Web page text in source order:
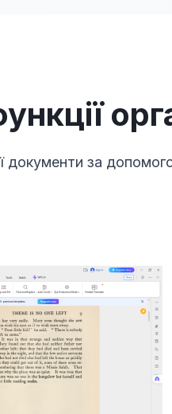
документи за